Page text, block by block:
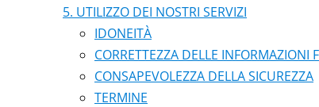
UTILIZZO DEI NOSTRI SERVIZI
IDONEITÀ
CORRETTEZZA DELLE INFORMAZIONI
CONSAPEVOLEZZA DELLA SICUREZZA
TERMINE